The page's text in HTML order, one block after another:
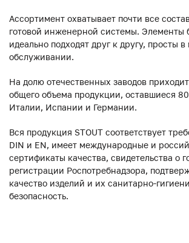
Ассортимент охватывает почти все
готовой инженерной системы. Элементы
идеально подходят друг к другу, просты
обслуживании.
На долю отечественных заводов
общего объема продукции, оставшиеся
Италии, Испании и Германии.
Вся продукция STOUT соответствует
DIN и EN, имеет международные и
сертификаты качества, свидетельства о
регистрации Роспотребнадзора,
качество изделий и их санитарно-
безопасность.